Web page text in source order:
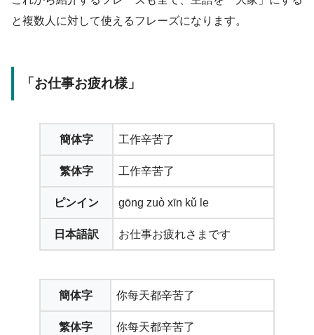
と複数人に対して使えるフレーズになります。
「お仕事お疲れ様」
簡体字 工作辛苦了
繁体字 工作辛苦了
ピンイン gōng zuò xīn kǔ le
日本語訳 お仕事お疲れさまです
簡体字 你每天都辛苦了
繁体字 你每天都辛苦了